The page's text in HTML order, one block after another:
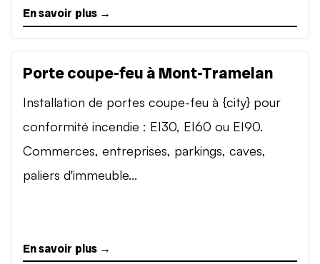
En savoir plus →
Porte coupe-feu à Mont-Tramelan
Installation de portes coupe-feu à {city} pour
conformité incendie : EI30, EI60 ou EI90.
Commerces, entreprises, parkings, caves,
paliers d'immeuble...
En savoir plus →